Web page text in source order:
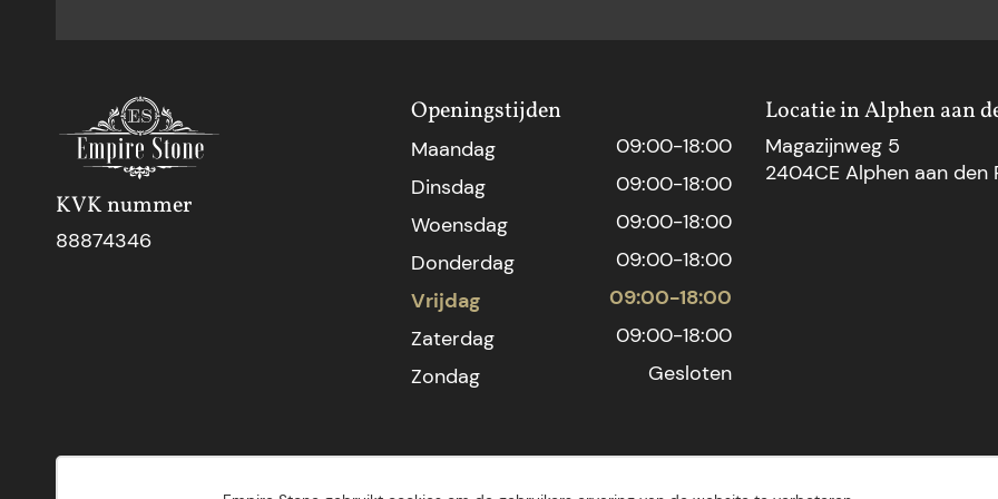
KVK nummer
88874346
Openingstijden
Maandag
09:00-18:00
Dinsdag
09:00-18:00
Woensdag
09:00-18:00
Donderdag
09:00-18:00
Vrijdag
09:00-18:00
Zaterdag
09:00-18:00
Zondag
Gesloten
Locatie in Alphen aan
Magazijnweg 5
2404CE Alphen aan den